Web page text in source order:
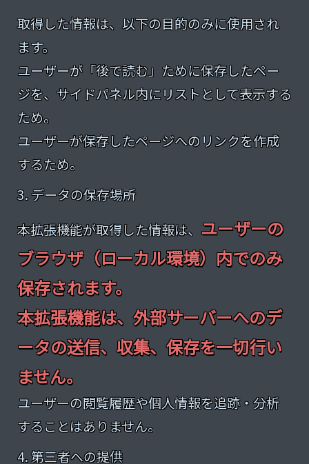
取得した情報は、以下の目的のみに使用され
ます。
ユーザーが「後で読む」ために保存したペー
ジを、サイドパネル内にリストとして表示する
ため。
ユーザーが保存したページへのリンクを作成
するため。
3. データの保存場所
本拡張機能が取得した情報は、 ユーザーの
ブラウザ（ローカル環境）内でのみ
保存されます。
本拡張機能は、外部サーバーへのデ
ータの送信、収集、保存を一切行い
ません。
ユーザーの閲覧履歴や個人情報を追跡・分析
することはありません。
4. 第三者への提供